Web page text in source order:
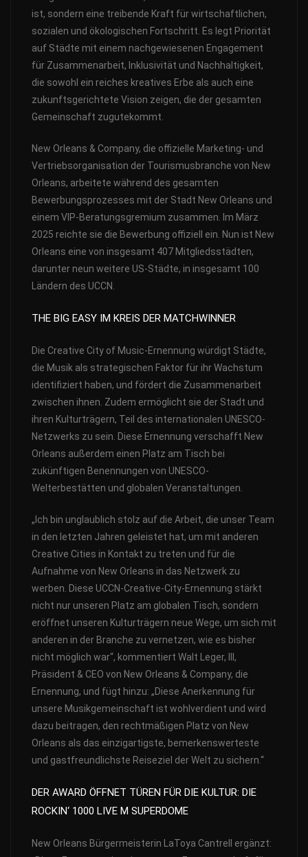
ist, sondern eine treibende Kraft für wirtschaftlichen,
sozialen und ökologischen Fortschritt. Es legt Priorität
auf Städte mit einem nachgewiesenen Engagement
für Zusammenarbeit, Inklusivität und Nachhaltigkeit,
die sowohl ein reiches kreatives Erbe als auch eine
zukunftsgerichtete Vision zeigen, die der gesamten
Gemeinschaft zugutekommt.
New Orleans & Company, die offizielle Marketing- und
Vertriebsorganisation der Tourismusbranche von New
Orleans, arbeitete während des gesamten
Bewerbungsprozesses mit der Stadt New Orleans und
einem VIP-Beratungsgremium zusammen. Im März
2025 reichte sie die Bewerbung offiziell ein. Nun ist New
Orleans eine von insgesamt 407 Mitgliedsstädten,
darunter neun weitere US-Städte, in insgesamt 100
Ländern des UCCN.
THE BIG EASY IM KREIS DER MATCHWINNER
Die Creative City of Music-Ernennung würdigt Städte,
die Musik als strategischen Faktor für ihr Wachstum
identifiziert haben, und fördert die Zusammenarbeit
zwischen ihnen. Zudem ermöglicht sie der Stadt und
ihren Kulturträgern, Teil des internationalen UNESCO-
Netzwerks zu sein. Diese Ernennung verschafft New
Orleans außerdem einen Platz am Tisch bei
zukünftigen Benennungen von UNESCO-
Welterbestätten und globalen Veranstaltungen.
„Ich bin unglaublich stolz auf die Arbeit, die unser Team
in den letzten Jahren geleistet hat, um mit anderen
Creative Cities in Kontakt zu treten und für die
Aufnahme von New Orleans in das Netzwerk zu
werben. Diese UCCN-Creative-City-Ernennung stärkt
nicht nur unseren Platz am globalen Tisch, sondern
eröffnet unseren Kulturträgern neue Wege, um sich mit
anderen in der Branche zu vernetzen, wie es bisher
nicht möglich war“, kommentiert Walt Leger, III,
Präsident & CEO von New Orleans & Company, die
Ernennung, und fügt hinzu: „Diese Anerkennung für
unsere Musikgemeinschaft ist wohlverdient und wird
dazu beitragen, den rechtmäßigen Platz von New
Orleans als das einzigartigste, bemerkenswerteste
und gastfreundlichste Reiseziel der Welt zu sichern.“
DER AWARD ÖFFNET TÜREN FÜR DIE KULTUR: DIE
ROCKIN‘ 1000 LIVE M SUPERDOME
New Orleans Bürgermeisterin LaToya Cantrell ergänzt: